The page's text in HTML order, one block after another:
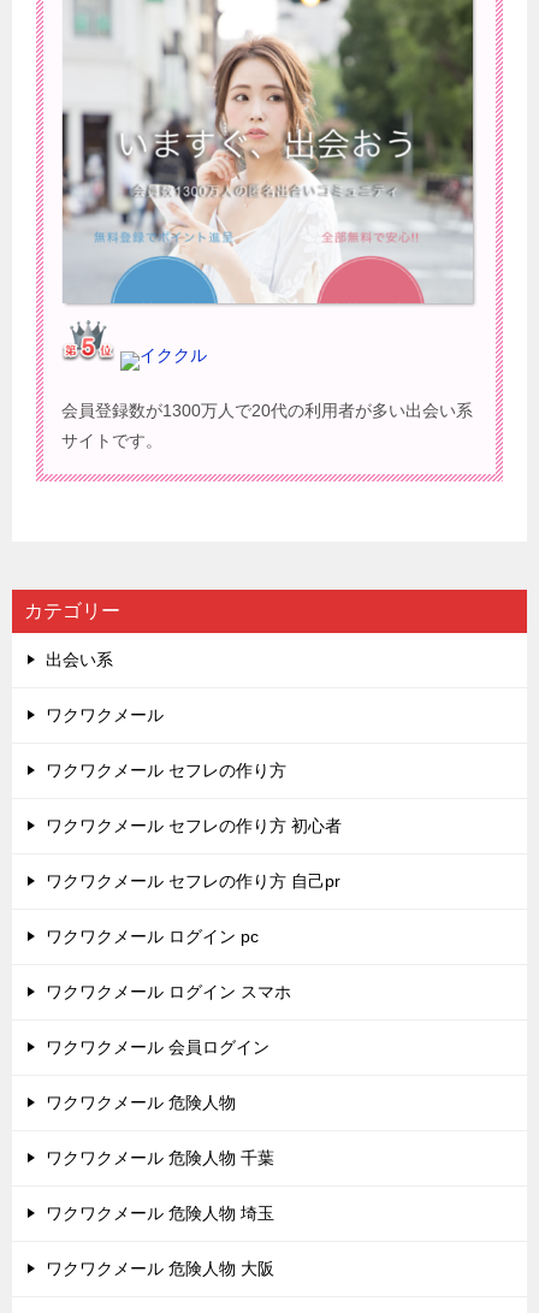
イククル
会員登録数が1300万人で20代の利用者が多い出会い系
サイトです。
カテゴリー
出会い系
ワクワクメール
ワクワクメール セフレの作り方
ワクワクメール セフレの作り方 初心者
ワクワクメール セフレの作り方 自己pr
ワクワクメール ログイン pc
ワクワクメール ログイン スマホ
ワクワクメール 会員ログイン
ワクワクメール 危険人物
ワクワクメール 危険人物 千葉
ワクワクメール 危険人物 埼玉
ワクワクメール 危険人物 大阪